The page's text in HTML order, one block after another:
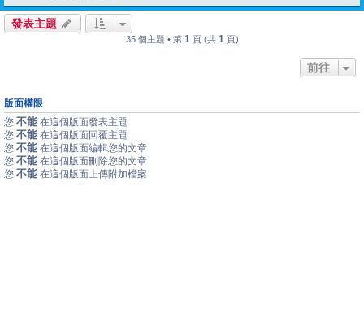
發表主題
35 個主題 • 第 1 頁 (共 1 頁)
前往
版面權限
您 不能 在這個版面發表主題
您 不能 在這個版面回覆主題
您 不能 在這個版面編輯您的文章
您 不能 在這個版面刪除您的文章
您 不能 在這個版面上傳附加檔案